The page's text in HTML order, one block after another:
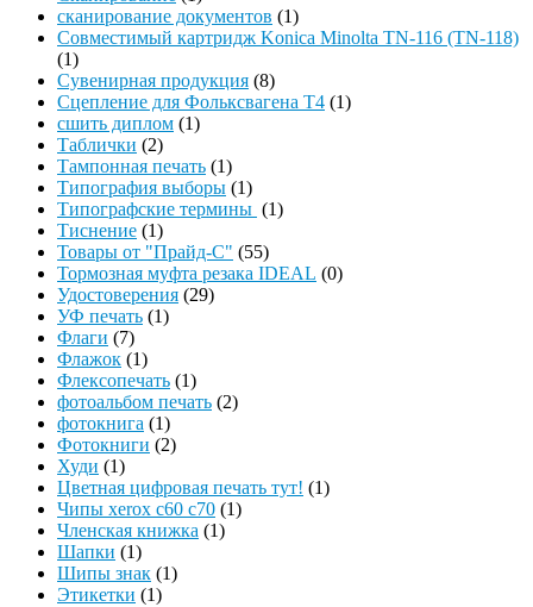
сканирование документов (1)
Совместимый картридж Konica Minolta TN-116 (TN-118)
(1)
Сувенирная продукция (8)
Сцепление для Фольксвагена Т4 (1)
сшить диплом (1)
Таблички (2)
Тампонная печать (1)
Типография выборы (1)
Типографские термины (1)
Тиснение (1)
Товары от "Прайд-С" (55)
Тормозная муфта резака IDEAL (0)
Удостоверения (29)
УФ печать (1)
Флаги (7)
Флажок (1)
Флексопечать (1)
фотоальбом печать (2)
фотокнига (1)
Фотокниги (2)
Худи (1)
Цветная цифровая печать тут! (1)
Чипы xerox c60 c70 (1)
Членская книжка (1)
Шапки (1)
Шипы знак (1)
Этикетки (1)